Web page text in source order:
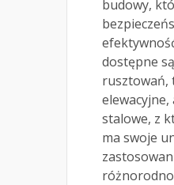
budowy,
dostępne
rusztowań,
stalowe, z
ma swoje